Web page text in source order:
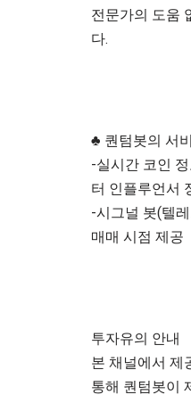
전문가의 도움
다.
♣ 퀀텀봇의 서
-실시간 코인
터 인플루언서
-시그널 봇(텔
매매 시점 제공
투자유의 안내
본 채널에서 제
통해 퀀텀봇이